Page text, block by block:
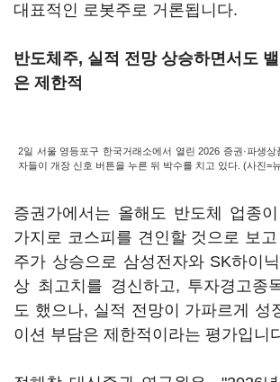
대표적인 로봇주로 거론됩니다.
반도체주, 실적 전망 상승하면서도
은 제한적
2일 서울 영등포구 한국거래소에서 열린 2026 증권·파생
자들이 개장 신호 버튼을 누른 뒤 박수를 치고 있다. (사진=
증권가에서는 올해도 반도체 업종
가지로 코스피를 견인할 것으로 보
주가 상승으로 삼성전자와 SK하이
상 최고치를 경신하고, 투자경고종
도 했으나, 실적 전망이 가파르게 성
이션 부담은 제한적이라는 평가입니